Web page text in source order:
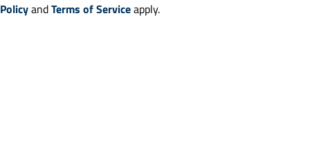
PolicyandTerms of Serviceapply.